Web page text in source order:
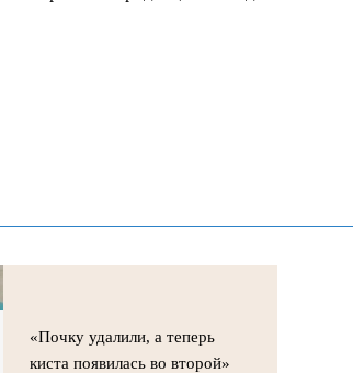
«Почку удалили, а теперь
киста появилась во второй»